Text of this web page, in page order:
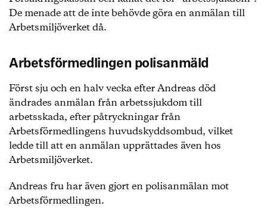
De menade att de inte behövde göra en anmälan till
Arbetsmiljöverket då.
Arbetsförmedlingen polisanmäld
Först sju och en halv vecka efter Andreas död
ändrades anmälan från arbetssjukdom till
arbetsskada, efter påtryckningar från
Arbetsförmedlingens huvudskyddsombud, vilket
ledde till att en anmälan upprättades även hos
Arbetsmiljöverket.
Andreas fru har även gjort en polisanmälan mot
Arbetsförmedlingen.